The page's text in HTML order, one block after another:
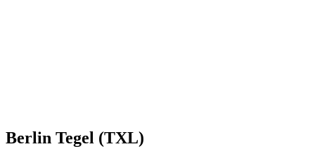
Berlin Tegel (TXL)